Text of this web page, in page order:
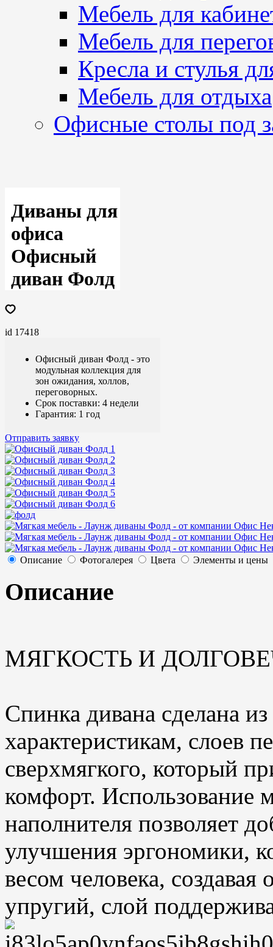
Мебель для
Мебель для
Кресла и стулья
Мебель для отдыха
Офисные столы под
Диваны для
офиса
Офисный
диван Фолд
id 17418
Офисный диван Фолд - это
модульная коллекция для
зон ожидания, холлов,
переговорных.
Срок поставки: 4 недели
Гарантия: 1 год
Отправить заявку
Описание Фотогалерея Цвета Элементы и цены
Описание
МЯГКОСТЬ И
Спинка дивана сделана
характеристикам, слоев
сверхмягкого, который
комфорт. Использование
наполнителя позволяет
улучшения эргономики,
весом человека,
упругий, слой